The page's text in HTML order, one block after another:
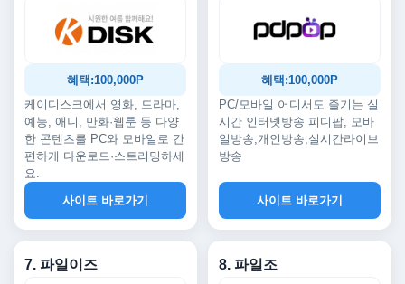
혜택:100,000P
케이디스크에서 영화, 드라마,
예능, 애니, 만화·웹툰 등 다양
한 콘텐츠를 PC와 모바일로 간
편하게 다운로드·스트리밍하세
요.
사이트 바로가기
혜택:100,000P
PC/모바일 어디서도 즐기는 실
시간 인터넷방송 피디팝, 모바
일방송,개인방송,실시간라이브
방송
사이트 바로가기
7. 파일이즈 8. 파일조